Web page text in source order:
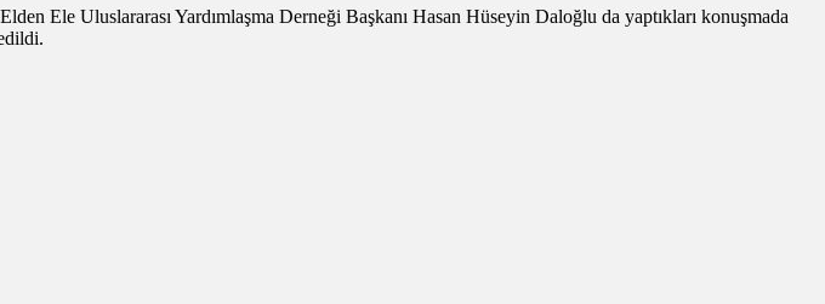
Ele Uluslararası Yardımlaşma Derneği Başkanı Hasan Hüseyin Daloğlu da yaptıkları konuşmada